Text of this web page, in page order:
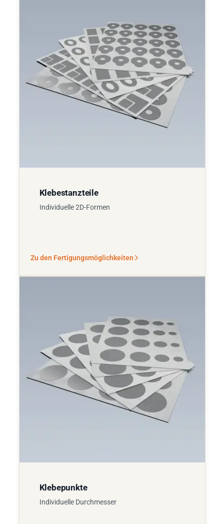
Klebestanzteile
Individuelle 2D-Formen
Zu den Fertigungsmöglichkeiten
Klebepunkte
Individuelle Durchmesser